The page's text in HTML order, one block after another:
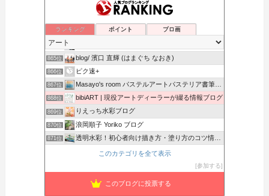
ランキング ポイント ブロ画
気が向くままに
忘郷クオリア
863位 貴方のパワースポット化をお手伝い
864位
865位 blog/ 濱口 直輝 (はまぐち なおき)
866位 ピク速+
867位 Masayo's room パステルアートパステリア書筆文字
868位 bibiART | 現役アートディーラーが綴る情報ブログ
869位 りえっち水彩ブログ
870位 浪岡順子 Yoriko ブログ
871位 透明水彩！初心者向け描き方・塗り方のコツ情報サイト
アートは心のごちそう
このカテゴリを全て表示
参加する
このブログに投票する